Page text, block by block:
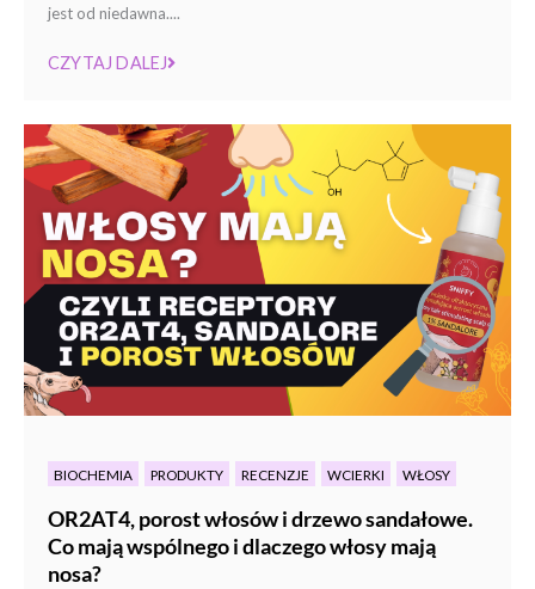
jest od niedawna....
CZYTAJ DALEJ
BIOCHEMIA PRODUKTY RECENZJE WCIERKI WŁOSY
OR2AT4, porost włosów i drzewo sandałowe.
Co mają wspólnego i dlaczego włosy mają
nosa?